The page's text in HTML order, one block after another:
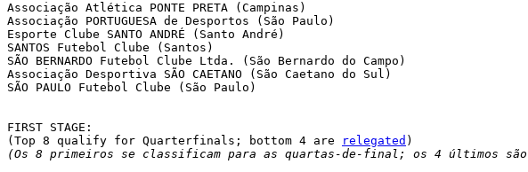
Associação Atlética PONTE PRETA (Campinas)
Associação PORTUGUESA de Desportos (São Paulo)
Esporte Clube SANTO ANDRÉ (Santo André)
SANTOS Futebol Clube (Santos)
SÃO BERNARDO Futebol Clube Ltda. (São Bernardo do Campo)
Associação Desportiva SÃO CAETANO (São Caetano do Sul)
SÃO PAULO Futebol Clube (São Paulo)
FIRST STAGE:
(Top 8 qualify for Quarterfinals; bottom 4 are
relegated
(Os 8 primeiros se classificam para as quartas-de-final; os 4 últimos são